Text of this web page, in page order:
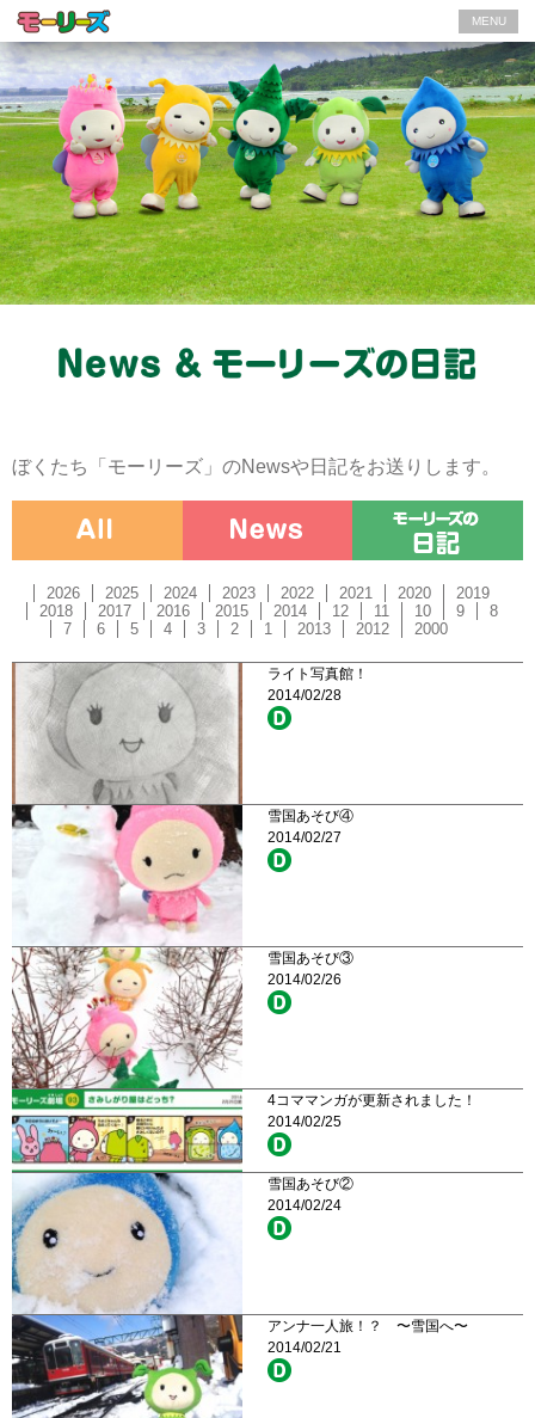
MENU
ぼくたち「モーリーズ」のNewsや日記をお送りします。
2026 2025 2024 2023 2022 2021 2020
2019
2018
2017 2016 2015 2014 12 11 10 9
8
7
6 5 4 3 2 1 2013 2012 2000
ライト写真館！
2014/02/28
雪国あそび④
2014/02/27
雪国あそび③
2014/02/26
4コママンガが更新されました！
2014/02/25
雪国あそび②
2014/02/24
アンナ一人旅！？ 〜雪国へ〜
2014/02/21